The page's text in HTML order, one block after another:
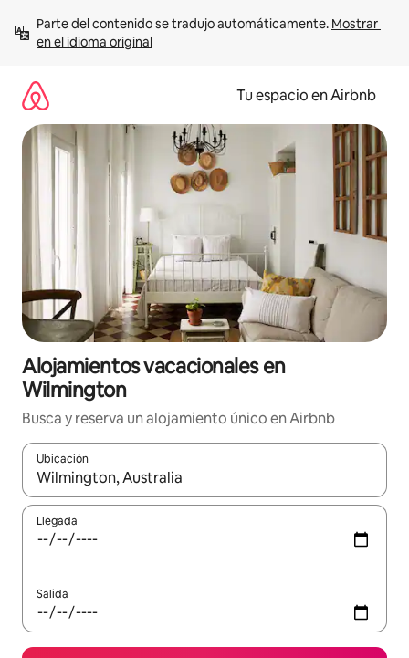
contenido
Parte del contenido se tradujo automáticamente. Mostrar
en el idioma original
Tu espacio en Airbnb
Alojamientos vacacionales en
Wilmington
Busca y reserva un alojamiento único en Airbnb
Ubicación
Cuando los resultados estén disponibles, podrás navegar
Llegada
Salida